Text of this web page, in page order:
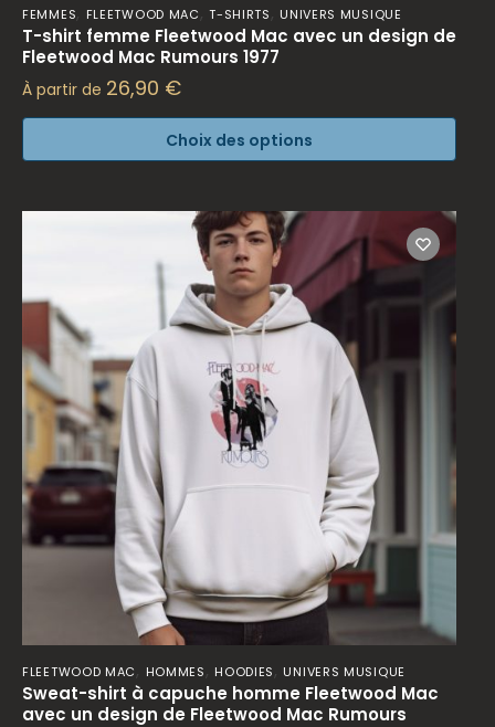
FEMMES, FLEETWOOD MAC,T-SHIRTS, UNIVERS MUSIQUE
T-shirt femme Fleetwood Mac avec un design de
Fleetwood Mac Rumours 1977
À partir de 26,90 €
Choix des options
FLEETWOOD MAC, HOMMES, HOODIES, UNIVERS MUSIQUE
Sweat-shirt à capuche homme Fleetwood Mac
avec un design de Fleetwood Mac Rumours